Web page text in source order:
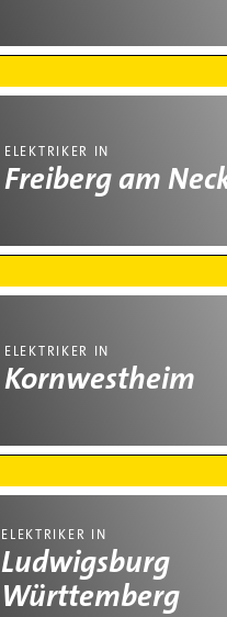
ELEKTRIKER IN
Freiberg am
ELEKTRIKER IN
Kornwestheim
ELEKTRIKER IN
Ludwigsburg
Württemberg